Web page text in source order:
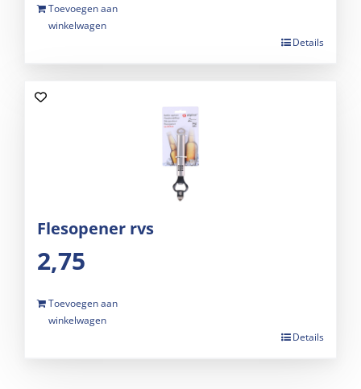
Toevoegen aan
winkelwagen
Details
Flesopener rvs
2,75
Toevoegen aan
winkelwagen
Details